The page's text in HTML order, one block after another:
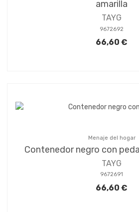
amarilla
TAYG
9672692
66,60 €
Menaje del hogar
Contenedor negro con
TAYG
9672691
66,60 €